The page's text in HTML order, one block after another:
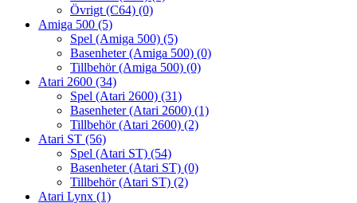
Övrigt (C64) (0)
Amiga 500 (5)
Spel (Amiga 500) (5)
Basenheter (Amiga 500) (0)
Tillbehör (Amiga 500) (0)
Atari 2600 (34)
Spel (Atari 2600) (31)
Basenheter (Atari 2600) (1)
Tillbehör (Atari 2600) (2)
Atari ST (56)
Spel (Atari ST) (54)
Basenheter (Atari ST) (0)
Tillbehör (Atari ST) (2)
Atari Lynx (1)